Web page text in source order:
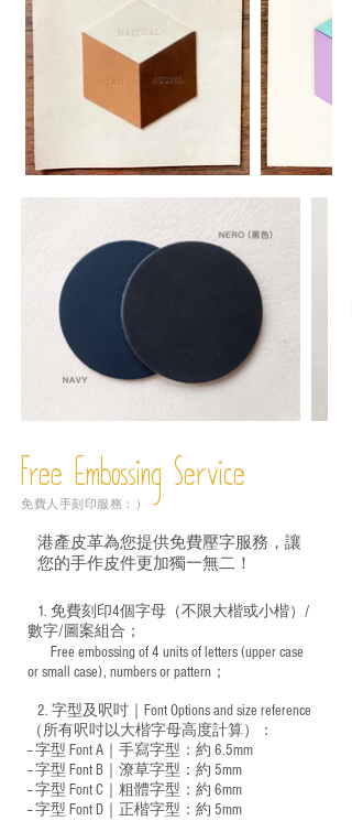
Free Embossing Service
免費人手刻印服務：）
港產皮革為您提供免費壓字服務，讓
您的手作皮件更加獨一無二！
1. 免費刻印4個字母（不限大楷或小楷）/
數字/圖案組合；
Free embossing of 4 units of letters (upper case
or small case), numbers or pattern；
2. 字型及呎吋｜ Font Options and size reference
（所有呎吋以大楷字母高度計算）：
-- 字型 Font A｜手寫字型：約 6.5mm
-- 字型 Font B｜潦草字型： 約 5mm
-- 字型 Font C｜粗體字型：約 6mm
-- 字型 Font D｜正楷字型： 約 5mm